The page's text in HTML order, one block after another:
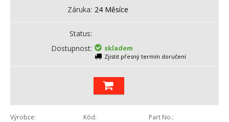
Záruka 24 Měsíce
Status
Dostupnost
skladem
Zjistit přesný termín doručení
Výrobce
Kód
Part No.